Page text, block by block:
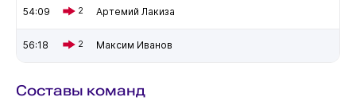
54:09 2 Артемий Лакиза
56:18 2 Максим Иванов
Составы команд